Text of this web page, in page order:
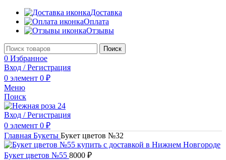
Доставка
Оплата
Отзывы
Поиск
0 Избранное
Вход / Регистрация
0 элемент 0 ₽
Меню
Поиск
Вход / Регистрация
0 элемент 0 ₽
Главная Букеты Букет цветов №32
Букет цветов №55 8000 ₽